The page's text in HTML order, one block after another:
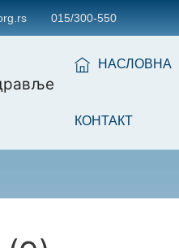
015/300-550
НАСЛОВНА
КОНТАКТ